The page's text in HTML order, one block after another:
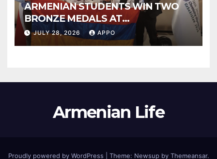
ARMENIAN STUDENTS WIN TWO
BRONZE MEDALS AT
INTERNATIONAL CHEMISTRY
OLYMPIAD
JULY 28, 2026 APPO
Armenian Life
Proudly powered by WordPress Theme: Newsup by Themeansar.